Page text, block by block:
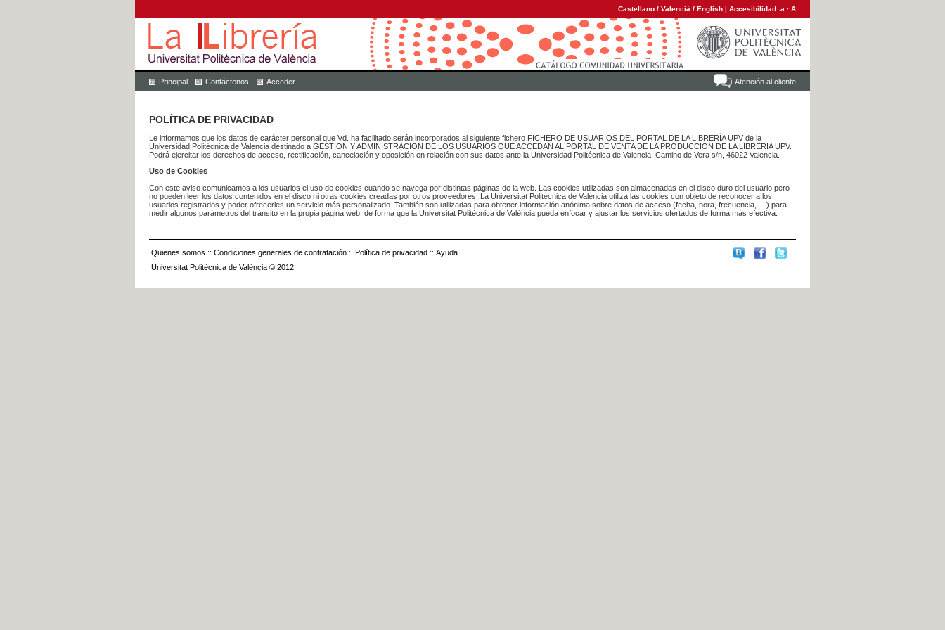
Castellano / Valencià / English | Accesibilidad: a · A
Atención al cliente
Principal Contáctenos Acceder
POLÍTICA DE PRIVACIDAD
Le informamos que los datos de carácter personal que Vd. ha facilitado serán incorporados al siguiente fichero FICHERO DE USUARIOS DEL PORTAL DE LA LIBRERÍA UPV de la
Universidad Politécnica de Valencia destinado a GESTION Y ADMINISTRACION DE LOS USUARIOS QUE ACCEDAN AL PORTAL DE VENTA DE LA PRODUCCION DE LA LIBRERIA UPV.
Podrá ejercitar los derechos de acceso, rectificación, cancelación y oposición en relación con sus datos ante la Universidad Politécnica de Valencia, Camino de Vera s/n, 46022 Valencia.
Uso de Cookies
Con este aviso comunicamos a los usuarios el uso de cookies cuando se navega por distintas páginas de la web. Las cookies utilizadas son almacenadas en el disco duro del usuario pero
no pueden leer los datos contenidos en el disco ni otras cookies creadas por otros proveedores. La Universitat Politècnica de València utiliza las cookies con objeto de reconocer a los
usuarios registrados y poder ofrecerles un servicio más personalizado. También son utilizadas para obtener información anónima sobre datos de acceso (fecha, hora, frecuencia, …) para
medir algunos parámetros del tránsito en la propia página web, de forma que la Universitat Politècnica de València pueda enfocar y ajustar los servicios ofertados de forma más efectiva.
Quienes somos :: Condiciones generales de contratación :: Política de privacidad :: Ayuda
Universitat Politècnica de València © 2012